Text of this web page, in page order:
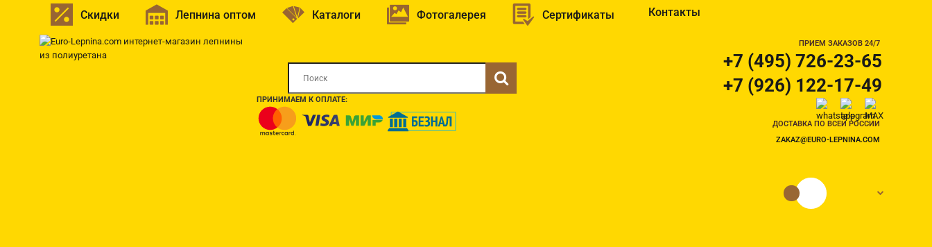
Скидки Лепнина оптом Каталоги Фотогалерея Сертификаты Контакты
ПРИНИМАЕМ К ОПЛАТЕ:
ПРИЕМ ЗАКАЗОВ 24/7
+7 (495) 726-23-65
+7 (926) 122-17-49
ДОСТАВКА ПО ВСЕЙ РОССИИ
ZAKAZ@EURO-LEPNINA.COM